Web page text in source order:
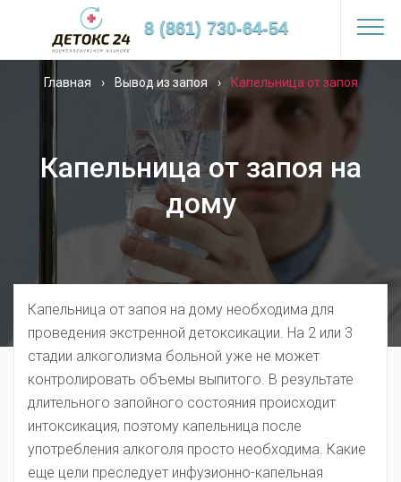
8 (861) 730-64-54
Главная › Вывод из запоя › Капельница от запоя
Капельница от запоя на
дому
Капельница от запоя на дому необходима для
проведения экстренной детоксикации. На 2 или 3
стадии алкоголизма больной уже не может
контролировать объемы выпитого. В результате
длительного запойного состояния происходит
интоксикация, поэтому капельница после
употребления алкоголя просто необходима. Какие
еще цели преследует инфузионно-капельная